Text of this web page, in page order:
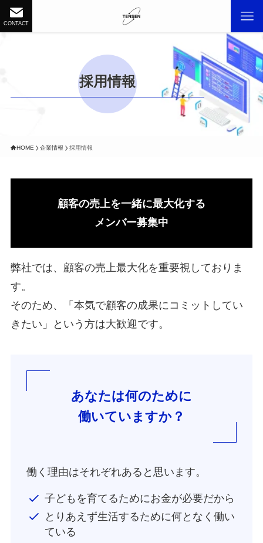
CONTACT
採用情報
HOME 企業情報 採用情報
顧客の売上を一緒に最大化する
メンバー募集中
弊社では、顧客の売上最大化を重要視しておりま
す。
そのため、「本気で顧客の成果にコミットしてい
きたい」という方は大歓迎です。
あなたは何のために
働いていますか？
働く理由はそれぞれあると思います。
子どもを育てるためにお金が必要だから
とりあえず生活するために何となく働い
ている